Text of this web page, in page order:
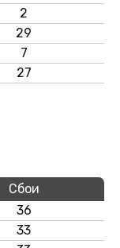
2
29
7
27
Сбои
36
33